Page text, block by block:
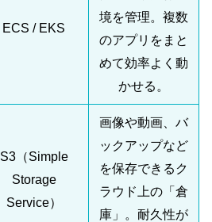
ECS / EKS
境を管理。複数
のアプリをまと
めて効率よく動
かせる。
S3（Simple
Storage
Service）
画像や動画、バ
ックアップなど
を保存できるク
ラウド上の「倉
庫」。耐久性が